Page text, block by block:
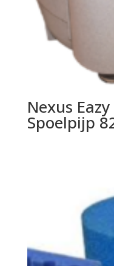
Nexus
Spoelpijp